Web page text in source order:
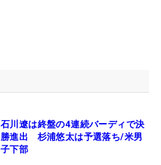
石川遼は終盤の4連続バーディで決
勝進出 杉浦悠太は予選落ち/米男
子下部